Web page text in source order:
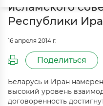
исламского
Республики
16 апреля 2014 г.
Поделиться
Беларусь и Иран
высокий уровень
договоренность